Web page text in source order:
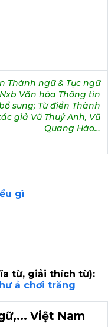
Thành ngữ & Tục ngữ
Văn hóa Thông tin
sung; Từ điển Thành
giả Vũ Thuý Anh, Vũ
Quang Hào…
gì
từ, giải thích từ):
ả chơi trăng
Việt Nam